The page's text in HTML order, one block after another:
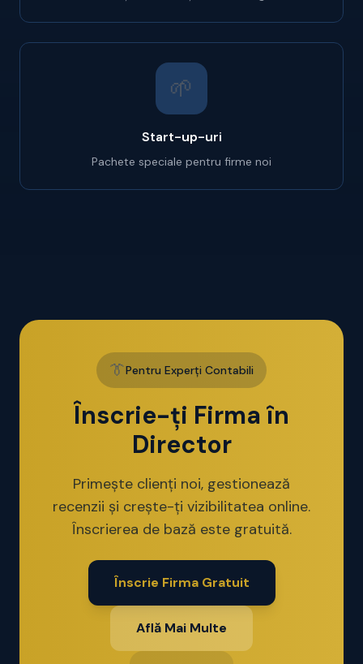
🌱
Start-up-uri
Pachete speciale pentru firme noi
👔Pentru Experți Contabili
Înscrie-ți Firma în
Director
Primește clienți noi, gestionează
recenzii și crește-ți vizibilitatea online.
Înscrierea de bază este gratuită.
Înscrie Firma Gratuit
Află Mai Multe